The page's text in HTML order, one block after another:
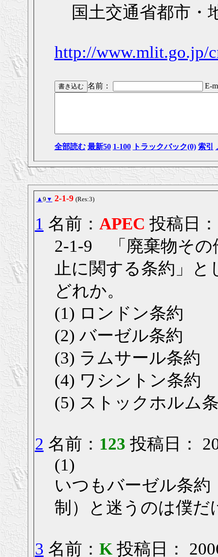
国土交通省都市・
http://www.mlit.go.jp/
名前： E-
全部読む 最新50 1-100 トラックバック(0) 索引
▲ 9 ▼ 2-1-9 (Res:3)
1 名前： APEC 投稿日
2-1-9 「廃棄物その
止に関する条約」
どれか。
(1) ロンドン条約
(2) バーゼル条約
(3) ラムサール条約
(4) ワシントン条約
(5) ストックホルム
2 名前： 123 投稿日：
(1)
いつもバーゼル条約
制）と迷うのは僕だ
3 名前： K 投稿日：